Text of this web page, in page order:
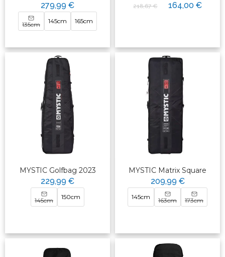
279,99 €
135cm 145cm 165cm
218,67 € 164,00 €
MYSTIC Golfbag 2023
229,99 €
145cm 150cm
MYSTIC Matrix Square
209,99 €
145cm 163cm 173cm